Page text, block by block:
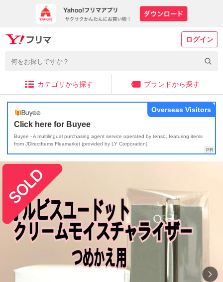
ログイン
カテゴリから探す ブランドから探す
Click here for Buyee
Buyee - A multilingual purchasing agent service operated by tenso, featuring items
from JDirectItems Fleamarket (provided by LY Corporation)
Overseas Visitors